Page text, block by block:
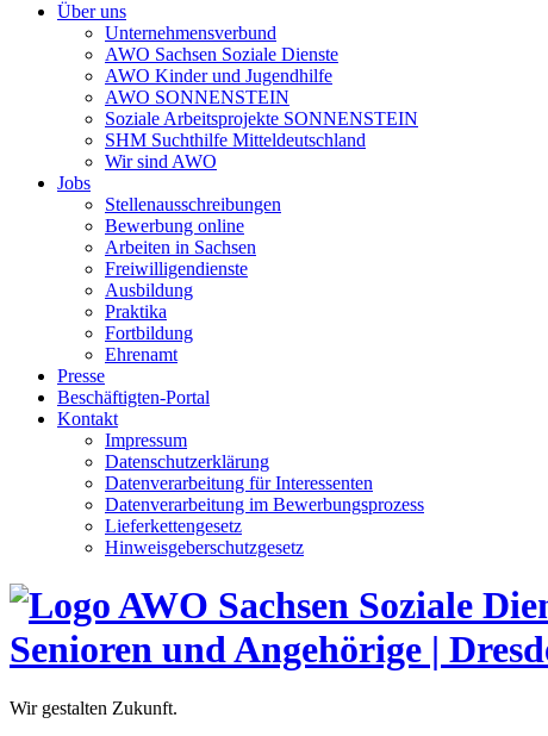
Über uns
Unternehmensverbund
AWO Sachsen Soziale Dienste
AWO Kinder und Jugendhilfe
AWO SONNENSTEIN
Soziale Arbeitsprojekte SONNENSTEIN
SHM Suchthilfe Mitteldeutschland
Wir sind AWO
Jobs
Stellenausschreibungen
Bewerbung online
Arbeiten in Sachsen
Freiwilligendienste
Ausbildung
Praktika
Fortbildung
Ehrenamt
Presse
Beschäftigten-Portal
Kontakt
Impressum
Datenschutzerklärung
Datenverarbeitung für Interessenten
Datenverarbeitung im Bewerbungsprozess
Lieferkettengesetz
Hinweisgeberschutzgesetz
Senioren und Angehörige |
Wir gestalten Zukunft.